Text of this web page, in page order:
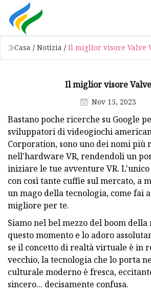
Casa / Notizia / Il miglior visore Valve
Il miglior visore
Nov 15, 2023
Bastano poche ricerche su Google
sviluppatori di videogiochi
Corporation, sono uno dei nomi più
nell'hardware VR, rendendoli un
iniziare le tue avventure VR.
con così tante cuffie sul mercato, a
un mago della tecnologia, come fai
migliore per te.
Siamo nel bel mezzo del boom
questo momento e lo adoro
se il concetto di realtà virtuale è in
vecchio, la tecnologia che lo porta
culturale moderno è fresca,
sincero... decisamente confusa.